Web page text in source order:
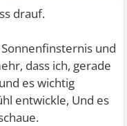
drauf.
und
dass ich, gerade
es wichtig
entwickle, Und es